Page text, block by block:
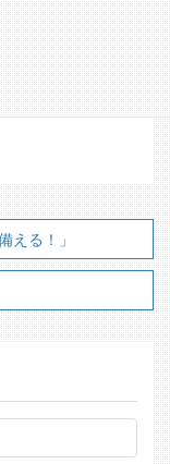
うぞ】
activity2017/
える！」